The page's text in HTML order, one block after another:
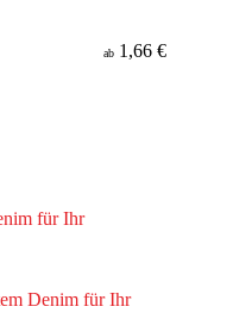
ab 1,66 €
für Ihr